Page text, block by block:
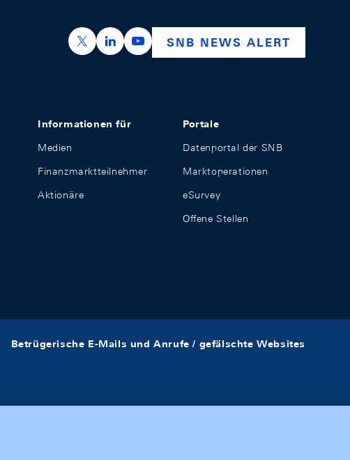
https://x.com/snb_bns
https://ch.linkedin.com/company/swiss-
https://www.youtube.com/
SNB NEWS ALERT
Informationen für
Medien
Finanzmarktteilnehmer
Aktionäre
Portale
Datenportal der SNB
Marktoperationen
eSurvey
Offene Stellen
Betrügerische E-Mails und Anrufe / gefälschte Websites